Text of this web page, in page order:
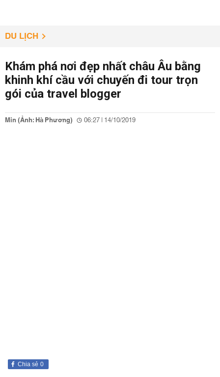
DU LỊCH
Khám phá nơi đẹp nhất châu Âu bằng
khinh khí cầu với chuyến đi tour trọn
gói của travel blogger
Min (Ảnh: Hà Phương) 06:27 | 14/10/2019
0
Chia sẻ